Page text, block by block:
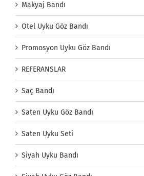
Makyaj Bandı
Otel Uyku Göz Bandı
Promosyon Uyku Göz Bandı
REFERANSLAR
Saç Bandı
Saten Uyku Göz Bandı
Saten Uyku Seti
Siyah Uyku Bandı